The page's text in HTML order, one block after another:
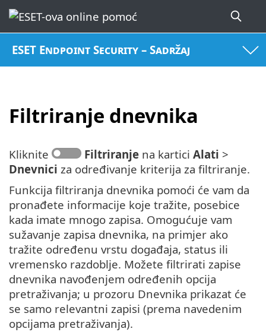
ESET Endpoint Security – Sadržaj
Filtriranje dnevnika
Kliknite Filtriranje na kartici Alati >
Dnevnici za određivanje kriterija za filtriranje.
Funkcija filtriranja dnevnika pomoći će vam da
pronađete informacije koje tražite, posebice
kada imate mnogo zapisa. Omogućuje vam
sužavanje zapisa dnevnika, na primjer ako
tražite određenu vrstu događaja, status ili
vremensko razdoblje. Možete filtrirati zapise
dnevnika navođenjem određenih opcija
pretraživanja; u prozoru Dnevnika prikazat će
se samo relevantni zapisi (prema navedenim
opcijama pretraživanja).